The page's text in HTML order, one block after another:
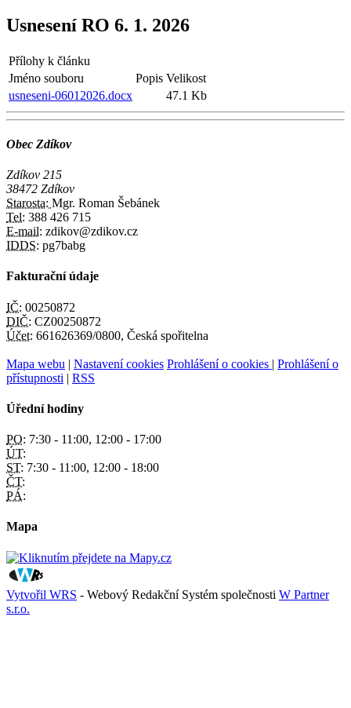
Usnesení RO 6. 1. 2026
Přílohy k článku
Jméno souboru
Popis Velikost
usneseni-06012026.docx
47.1 Kb
Obec Zdíkov
Zdíkov 215
38472 Zdíkov
Starosta: Mgr. Roman Šebánek
Tel: 388 426 715
E-mail: zdikov@zdikov.cz
IDDS: pg7babg
Fakturační údaje
IČ: 00250872
DIČ: CZ00250872
Účet: 661626369/0800, Česká spořitelna
Mapa webu | Nastavení cookies Prohlášení o cookies | Prohlášení o
přístupnosti | RSS
Úřední hodiny
PO: 7:30 - 11:00, 12:00 - 17:00
ÚT:
ST: 7:30 - 11:00, 12:00 - 18:00
ČT:
PÁ:
Mapa
Vytvořil WRS - Webový Redakční Systém společnosti W Partner
s.r.o.